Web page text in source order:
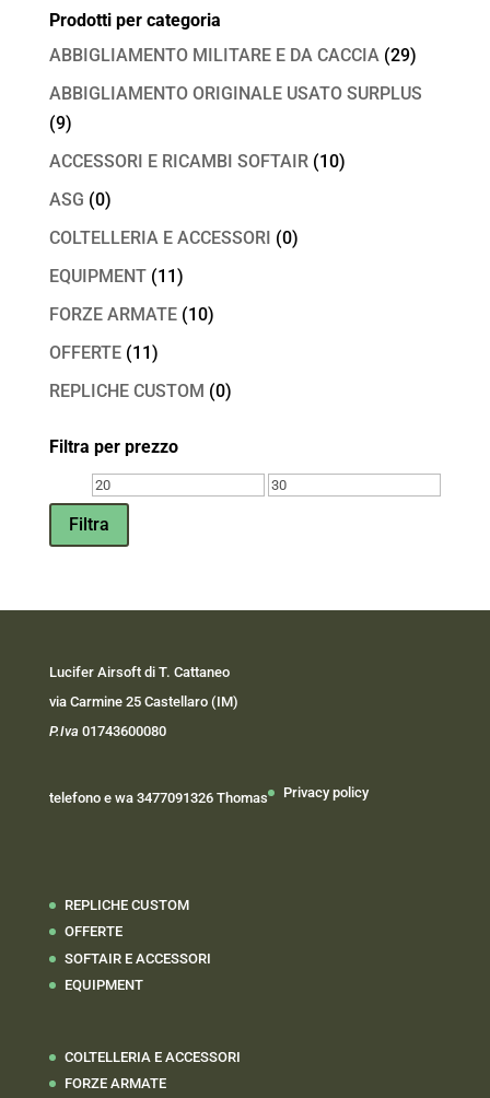
era:
45,00 €.
25,00 €.
Prodotti per categoria
ABBIGLIAMENTO MILITARE E DA CACCIA (29)
ABBIGLIAMENTO ORIGINALE USATO SURPLUS
(9)
ACCESSORI E RICAMBI SOFTAIR (10)
ASG (0)
COLTELLERIA E ACCESSORI (0)
EQUIPMENT (11)
FORZE ARMATE (10)
OFFERTE (11)
REPLICHE CUSTOM (0)
Filtra per prezzo
Prezzo
Min
Prezzo
Filtra
Lucifer Airsoft di T. Cattaneo
via Carmine 25 Castellaro (IM)
P.Iva 01743600080
telefono e wa 3477091326 Thomas Privacy policy
REPLICHE CUSTOM
OFFERTE
SOFTAIR E ACCESSORI
EQUIPMENT
COLTELLERIA E ACCESSORI
FORZE ARMATE